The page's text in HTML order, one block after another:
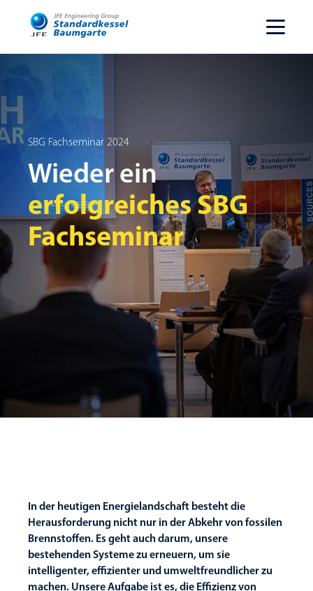
SBG Fachseminar 2024
Wieder ein
erfolgreiches SBG
Fachseminar
In der heutigen Energielandschaft besteht die
Herausforderung nicht nur in der Abkehr von fossilen
Brennstoffen. Es geht auch darum, unsere
bestehenden Systeme zu erneuern, um sie
intelligenter, effizienter und umweltfreundlicher zu
machen. Unsere Aufgabe ist es, die Effizienz von